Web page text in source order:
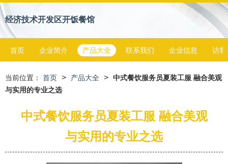
经济技术开发区开饭餐馆
首页 企业简介 产品大全 联系我们 企业信息 访客
当前位置： 首页 > 产品大全 > 中式餐饮服务员夏装工服 融合美观
与实用的专业之选
中式餐饮服务员夏装工服 融合美观
与实用的专业之选